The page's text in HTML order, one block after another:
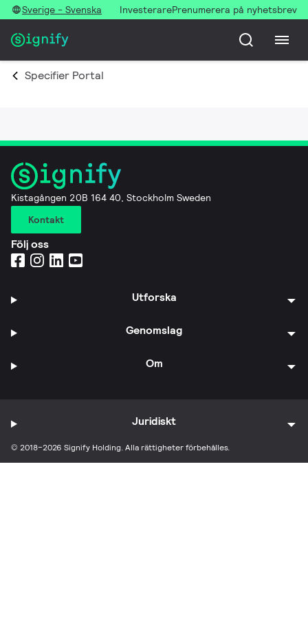
Sverige - Svenska InvesterarePrenumerera på nyhetsbrev
Specifier Portal
Kistagången 20B 164 40, Stockholm Sweden
Kontakt
Följ oss
Utforska
Genomslag
Om
© 2018–2026 Signify Holding. Alla rättigheter förbehålles.
Juridiskt